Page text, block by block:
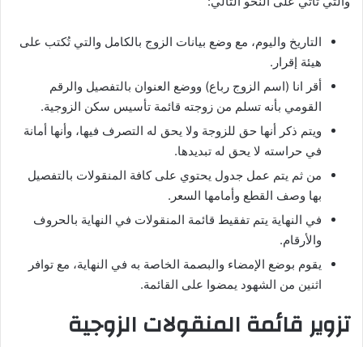
التاريخ واليوم، مع وضع بيانات الزوج بالكامل والتي تُكتب على
هيئة إقرار.
أقر انا (اسم الزوج رباع) ووضع العنوان بالتفصيل والرقم
القومي بأنه تسلم من زوجته قائمة تأسيس سكن الزوجية.
ويتم ذكر أنها حق للزوجة ولا يحق له التصرف فيها، وأنها أمانة
في حراسته لا يحق له تبديدها.
من ثم يتم عمل جدول يحتوي على كافة المنقولات بالتفصيل
بها وصف القطع وأمامها السعر.
في النهاية يتم تفقيط قائمة المنقولات في النهاية بالحروف
والأرقام.
يقوم بوضع الإمضاء والبصمة الخاصة به في النهاية، مع توافر
اثنين من الشهود يمضوا على القائمة.
تزوير قائمة المنقولات الزوجية